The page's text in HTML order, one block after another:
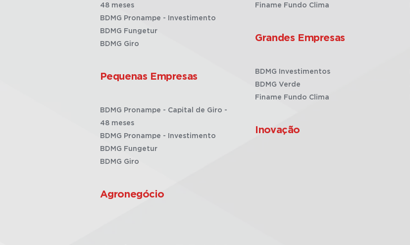
48 meses
BDMG Pronampe - Investimento
BDMG Fungetur
BDMG Giro
Pequenas Empresas
BDMG Pronampe - Capital de Giro -
48 meses
BDMG Pronampe - Investimento
BDMG Fungetur
BDMG Giro
Agronegócio
Finame Fundo Clima
Grandes Empresas
BDMG Investimentos
BDMG Verde
Finame Fundo Clima
Inovação